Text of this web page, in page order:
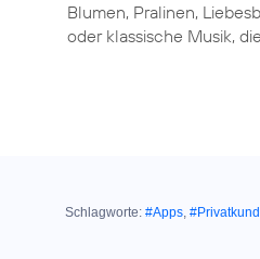
Blumen, Pralinen,
oder klassische Musik,
Schlagworte: #Apps,